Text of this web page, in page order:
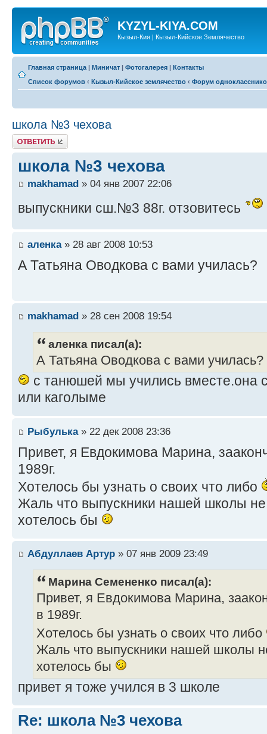
KYZYL-KIYA.COM
Кызыл-Кия | Кызыл-Кийское Землячество
Главная страница | Миничат | Фотогалерея | Контакты
Список форумов ‹ Кызыл-Кийское землячество ‹ Форум
школа №3 чехова
Ответить
школа №3 чехова
makhamad » 04 янв 2007 22:06
выпускники сш.№3 88г. отзовитесь
аленка» 28 авг 2008 10:53
А Татьяна Оводкова с вами училась?
makhamad » 28 сен 2008 19:54
аленка писал(а):
А Татьяна Оводкова с вами училась?
с танюшей мы учились вместе.она
или каголыме
Рыбулька» 22 дек 2008 23:36
Привет, я Евдокимова Марина,
1989г.
Хотелось бы узнать о своих что либо
Жаль что выпускники нашей школы не
хотелось бы
Абдуллаев Артур » 07 янв 2009 23:49
Марина Семененко писал(а):
Привет, я Евдокимова Марина,
в 1989г.
Хотелось бы узнать о своих что либо
Жаль что выпускники нашей школы
хотелось бы
привет я тоже учился в 3 школе
Re: школа №3 чехова